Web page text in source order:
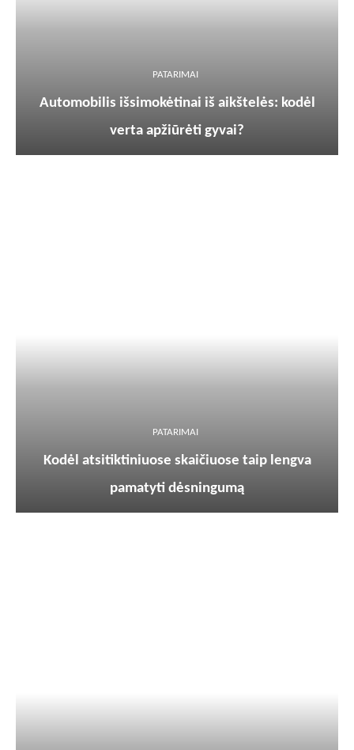
PATARIMAI
Automobilis išsimokėtinai iš aikštelės: kodėl
verta apžiūrėti gyvai?
PATARIMAI
Kodėl atsitiktiniuose skaičiuose taip lengva
pamatyti dėsningumą